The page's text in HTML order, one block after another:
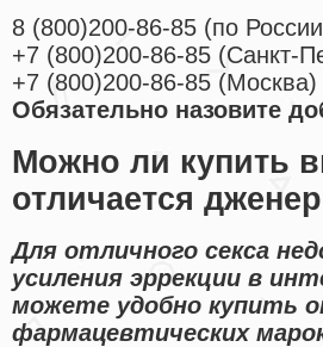
8 (800)200-86-85 (по
+7 (800)200-86-85 (Санкт-
+7 (800)200-86-85 (Москва)
Обязательно назовите
Можно ли купить
отличается
Для отличного секса
усиления эррекции в
можете удобно купить
фармацевтических